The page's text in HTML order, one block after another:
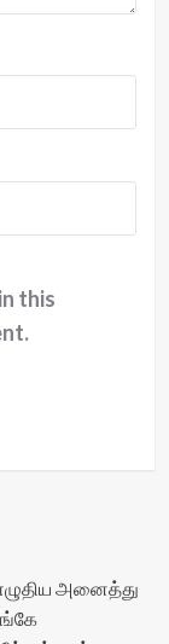
this
அனைத்து